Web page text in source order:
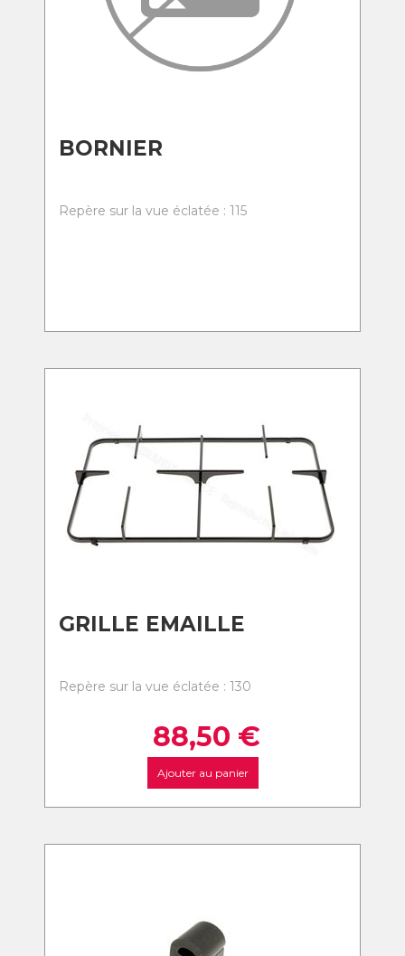
BORNIER
Repère sur la vue éclatée : 115
GRILLE EMAILLE
Repère sur la vue éclatée : 130
88,50 €
Ajouter au panier